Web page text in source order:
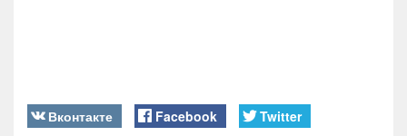
Вконтакте Facebook Twitter